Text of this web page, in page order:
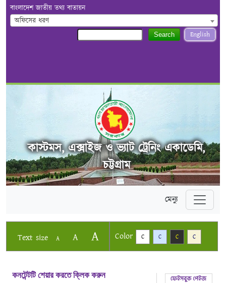
বাংলাদেশ জাতীয় তথ্য বাতায়ন
অফিসের ধরণ
English
Search
কাস্টমস, এক্সাইজ ও ভ্যাট ট্রেনিং একাডেমি,
চট্টগ্রাম
মেন্যু
Text size A A A Color C C C C
কনটেন্টটি শেয়ার করতে ক্লিক করুন